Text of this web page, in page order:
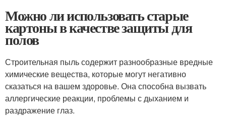
Можно ли использовать старые
картоны в качестве защиты для
полов
Строительная пыль содержит разнообразные вредные
химические вещества, которые могут негативно
сказаться на вашем здоровье. Она способна вызвать
аллергические реакции, проблемы с дыханием и
раздражение глаз.